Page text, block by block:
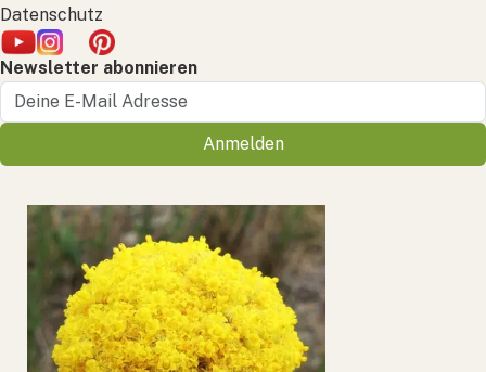
Datenschutz
Newsletter abonnieren
Anmelden